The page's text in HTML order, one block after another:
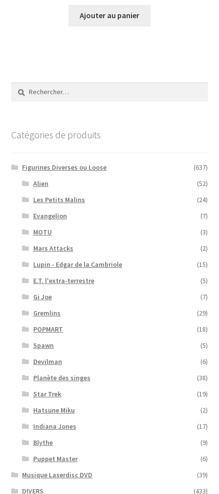
Ajouter au panier
Rechercher :
Catégories de produits
Figurines Diverses ou Loose
(637)
Alien
(52)
Les Petits Malins
(24)
Evangelion
(7)
MOTU
(3)
Mars Attacks
(2)
Lupin - Edgar de la Cambriole
(15)
E.T. l'extra-terrestre
(5)
Gi Joe
(7)
Gremlins
(29)
POPMART
(18)
Spawn
(5)
Devilman
(6)
Planète des singes
(38)
Star Trek
(19)
Hatsune Miku
(2)
Indiana Jones
(17)
Blythe
(9)
Puppet Master
(6)
Musique Laserdisc DVD
(39)
DIVERS
(433)